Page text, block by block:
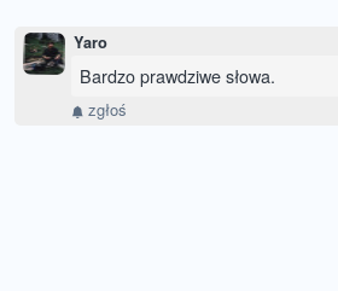
Yaro
Bardzo prawdziwe słowa.
zgłoś